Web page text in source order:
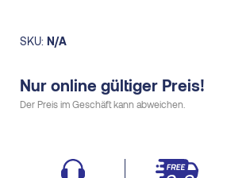
SKU: N/A
Nur online gültiger Preis!
Der Preis im Geschäft kann abweichen.